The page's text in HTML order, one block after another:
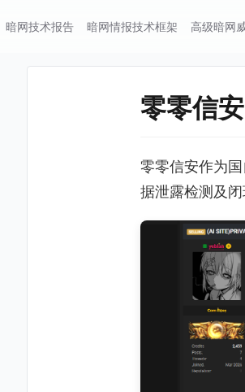
暗网技术报告 暗网情报技术框架 高级暗网
零零信
零零信安作为
据泄露检测及闭